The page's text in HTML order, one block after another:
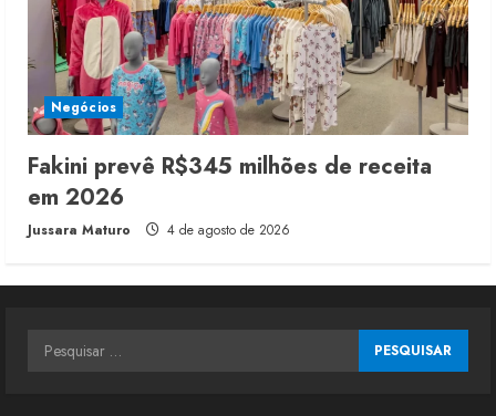
Negócios
Fakini prevê R$345 milhões de receita
em 2026
Jussara Maturo 4 de agosto de 2026
Pesquisar